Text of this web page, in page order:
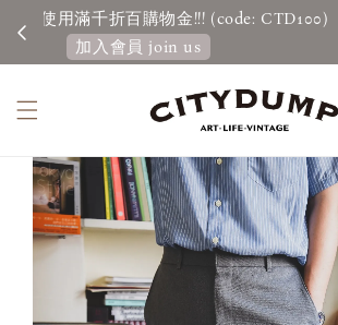
超商取貨滿千免運實施中！